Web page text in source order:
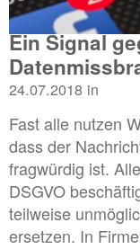
Ein Signal
24.07.2018 in
Fast alle nutzen
dass der
fragwürdig ist.
DSGVO
teilweise
ersetzen. In